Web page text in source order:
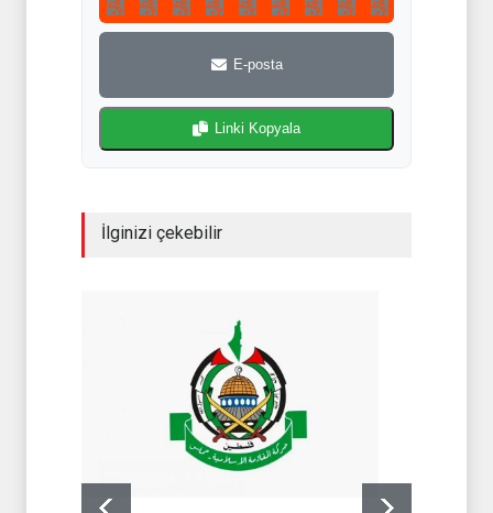
E-posta
Linki Kopyala
İlginizi çekebilir